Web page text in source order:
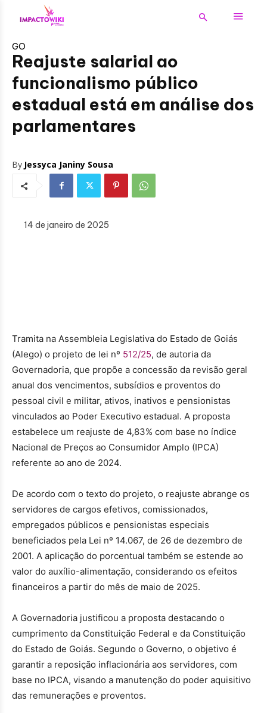
GO
Reajuste salarial ao
funcionalismo público
estadual está em análise dos
parlamentares
By Jessyca Janiny Sousa
14 de janeiro de 2025
Tramita na Assembleia Legislativa do Estado de Goiás
(Alego) o projeto de lei nº 512/25, de autoria da
Governadoria, que propõe a concessão da revisão geral
anual dos vencimentos, subsídios e proventos do
pessoal civil e militar, ativos, inativos e pensionistas
vinculados ao Poder Executivo estadual. A proposta
estabelece um reajuste de 4,83% com base no índice
Nacional de Preços ao Consumidor Amplo (IPCA)
referente ao ano de 2024.
De acordo com o texto do projeto, o reajuste abrange os
servidores de cargos efetivos, comissionados,
empregados públicos e pensionistas especiais
beneficiados pela Lei nº 14.067, de 26 de dezembro de
2001. A aplicação do porcentual também se estende ao
valor do auxílio-alimentação, considerando os efeitos
financeiros a partir do mês de maio de 2025.
A Governadoria justificou a proposta destacando o
cumprimento da Constituição Federal e da Constituição
do Estado de Goiás. Segundo o Governo, o objetivo é
garantir a reposição inflacionária aos servidores, com
base no IPCA, visando a manutenção do poder aquisitivo
das remunerações e proventos.